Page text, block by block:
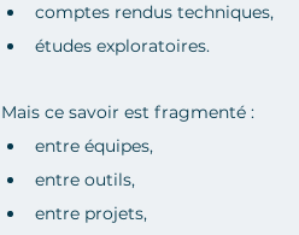
comptes rendus techniques,
études exploratoires.
Mais ce savoir est fragmenté :
entre équipes,
entre outils,
entre projets,